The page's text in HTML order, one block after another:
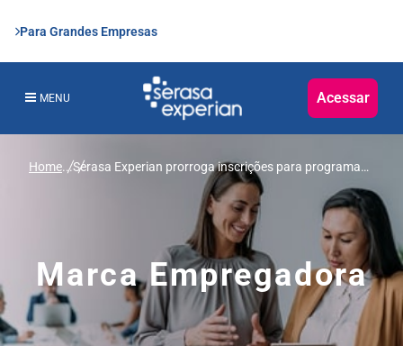
Para Grandes Empresas
MENU Acessar
Home...Serasa Experian prorroga inscrições para programa
de estágio até o próximo dia 8
Marca Empregadora